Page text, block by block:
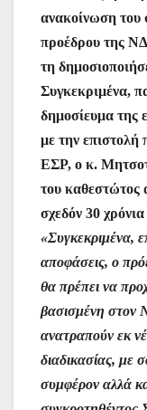
b
o
o
k
ανακοίνωση του
προέδρου της
τη
Συγκεκριμένα,
δημοσίευμα της
με την επιστολή
ΕΣΡ, ο κ.
του καθεστώτος
σχεδόν 30
«Συγκεκριμένα,
αποφάσεις, ο
θα πρέπει να
βασισμένη στον
ανατραπούν εκ
διαδικασίας, με
συμφέρον αλλά